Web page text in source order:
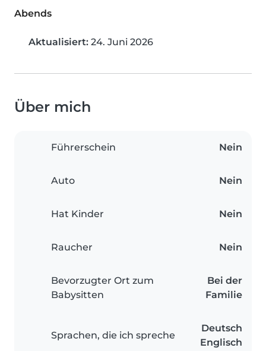
Abends
Aktualisiert: 24. Juni 2026
Über mich
Führerschein Nein
Auto Nein
Hat Kinder Nein
Raucher Nein
Bevorzugter Ort zum
Babysitten
Bei der
Familie
Sprachen, die ich spreche
Deutsch
Englisch